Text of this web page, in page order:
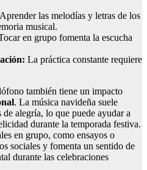
Aprender las melodías y letras de los
musical.
en grupo fomenta la escucha
La práctica constante requiere
también tiene un impacto
. La música navideña suele
alegría, lo que puede ayudar a
durante la temporada festiva.
en grupo, como ensayos o
sociales y fomenta un sentido de
durante las celebraciones